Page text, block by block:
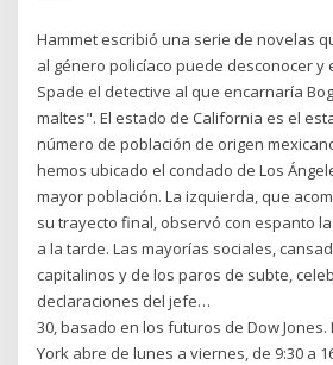
Hammet escribió una serie de novelas
al género policíaco puede desconocer y
Spade el detective al que encarnaría
maltes". El estado de California es el
número de población de origen
hemos ubicado el condado de Los
mayor población. La izquierda, que
su trayecto final, observó con espanto
a la tarde. Las mayorías sociales,
capitalinos y de los paros de subte,
declaraciones del jefe…
30, basado en los futuros de Dow Jones.
York abre de lunes a viernes, de 9:30 a